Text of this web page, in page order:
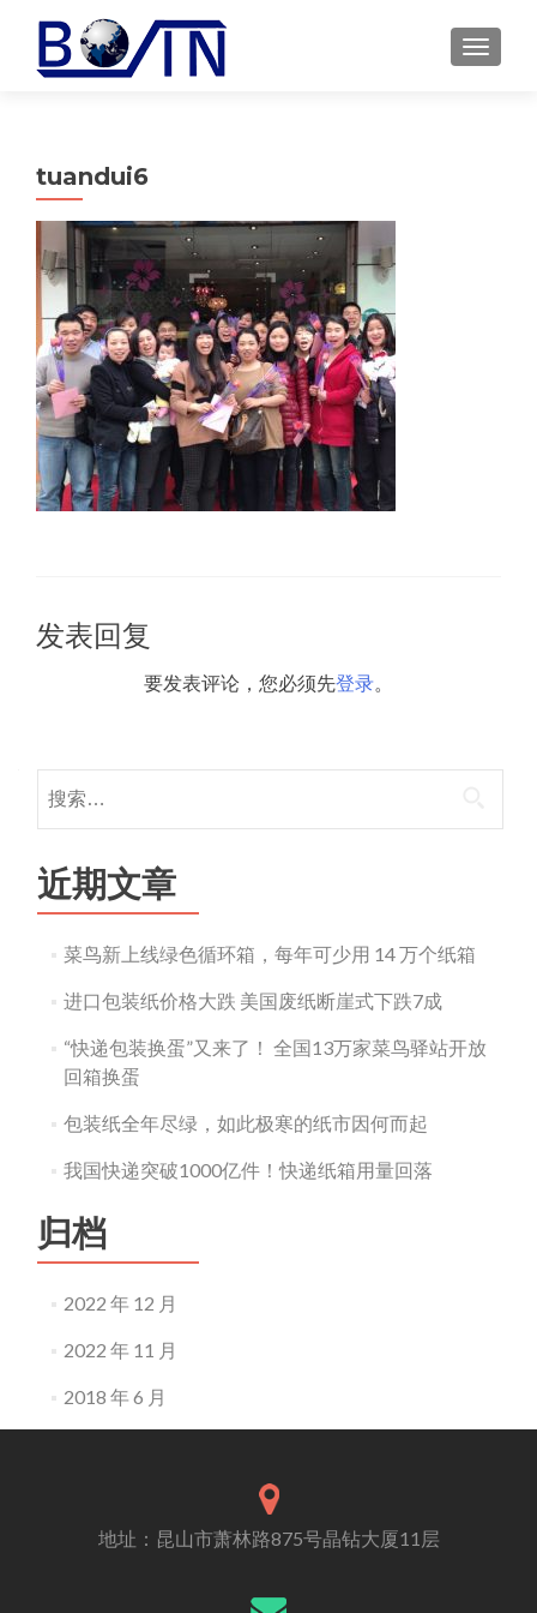
MENU
tuandui6
发表回复
要发表评论，您必须先登录。
索：
近期文章
菜鸟新上线绿色循环箱，每年可少用 14 万个纸箱
进口包装纸价格大跌 美国废纸断崖式下跌7成
“快递包装换蛋”又来了！ 全国13万家菜鸟驿站开放
回箱换蛋
包装纸全年尽绿，如此极寒的纸市因何而起
我国快递突破1000亿件！快递纸箱用量回落
归档
2022 年 12 月
2022 年 11 月
2018 年 6 月
地址：昆山市萧林路875号晶钻大厦11层